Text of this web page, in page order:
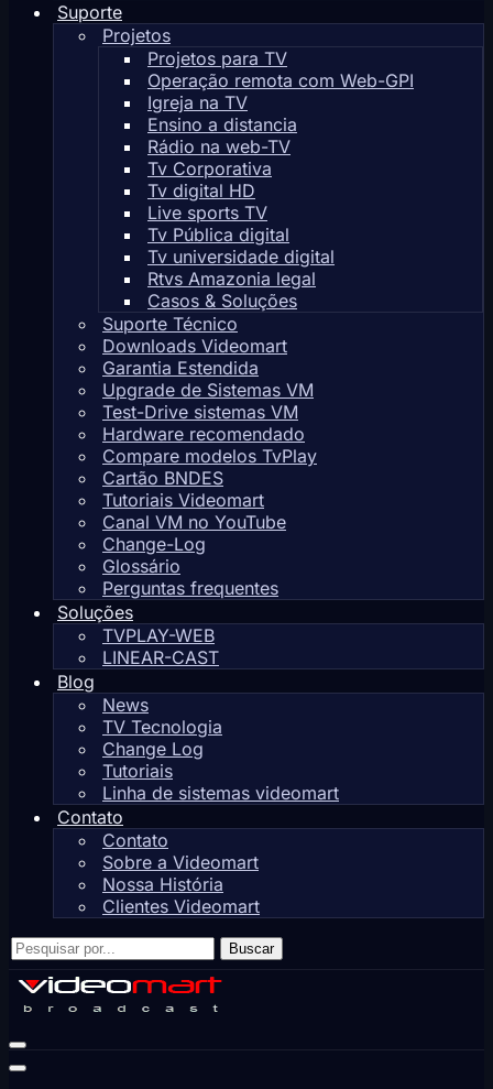
Suporte
Projetos
Projetos para TV
Operação remota com Web-GPI
Igreja na TV
Ensino a distancia
Rádio na web-TV
Tv Corporativa
Tv digital HD
Live sports TV
Tv Pública digital
Tv universidade digital
Rtvs Amazonia legal
Casos & Soluções
Suporte Técnico
Downloads Videomart
Garantia Estendida
Upgrade de Sistemas VM
Test-Drive sistemas VM
Hardware recomendado
Compare modelos TvPlay
Cartão BNDES
Tutoriais Videomart
Canal VM no YouTube
Change-Log
Glossário
Perguntas frequentes
Soluções
TVPLAY-WEB
LINEAR-CAST
Blog
News
TV Tecnologia
Change Log
Tutoriais
Linha de sistemas videomart
Contato
Contato
Sobre a Videomart
Nossa História
Clientes Videomart
Pesquisar
Buscar
Menu
de
Menu